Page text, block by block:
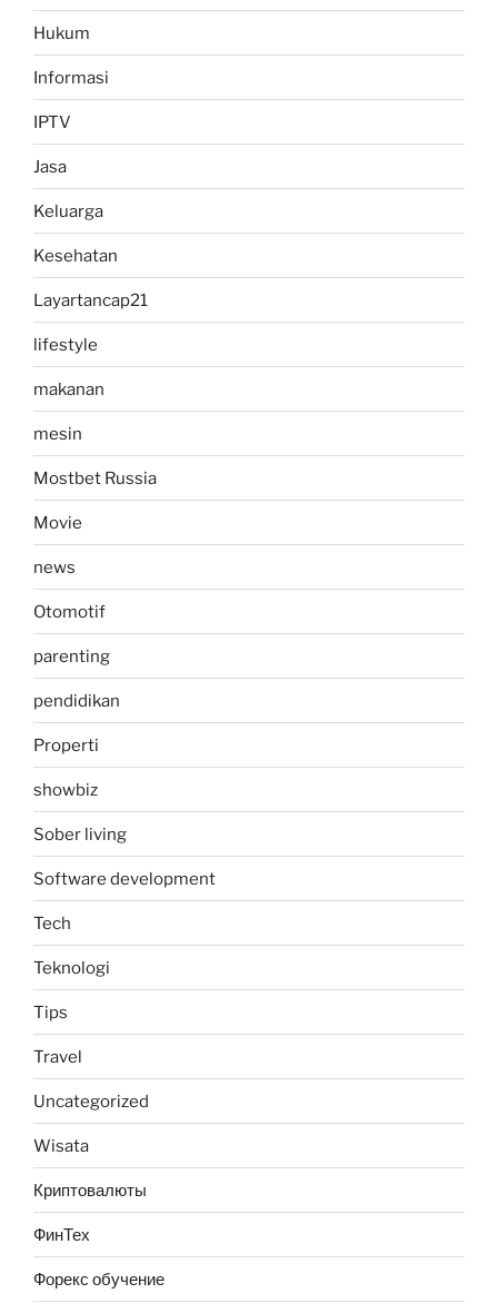
Hukum
Informasi
IPTV
Jasa
Keluarga
Kesehatan
Layartancap21
lifestyle
makanan
mesin
Mostbet Russia
Movie
news
Otomotif
parenting
pendidikan
Properti
showbiz
Sober living
Software development
Tech
Teknologi
Tips
Travel
Uncategorized
Wisata
Криптовалюты
ФинТех
Форекс обучение